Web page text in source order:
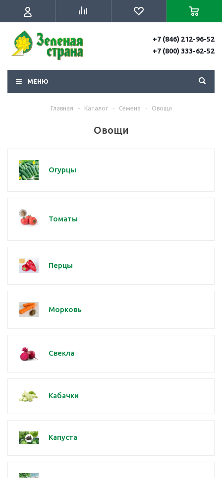
+7 (846) 212-96-52
+7 (800) 333-62-52
МЕНЮ
Главная - Каталог - Семена - Овощи
Овощи
Огурцы
Томаты
Перцы
Морковь
Свекла
Кабачки
Капуста